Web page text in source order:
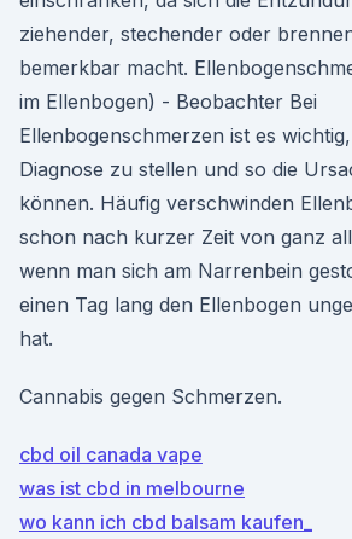
ziehender, stechender oder
bemerkbar macht.
im Ellenbogen) - Beobachter Bei
Ellenbogenschmerzen ist es
Diagnose zu stellen und so die
können. Häufig verschwinden
schon nach kurzer Zeit von ganz
wenn man sich am Narrenbein
einen Tag lang den Ellenbogen
hat.
Cannabis gegen Schmerzen.
cbd oil canada vape
was ist cbd in melbourne
wo kann ich cbd balsam kaufen_